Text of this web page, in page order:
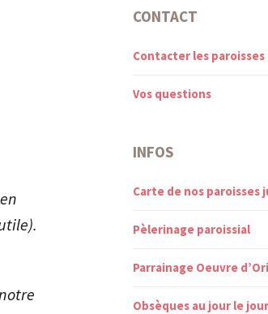
CONTACT
Contacter les paroisses
Vos questions
INFOS
Carte de nos paroisses
Pèlerinage paroissial
Parrainage Oeuvre
Obsèques au jour le jour